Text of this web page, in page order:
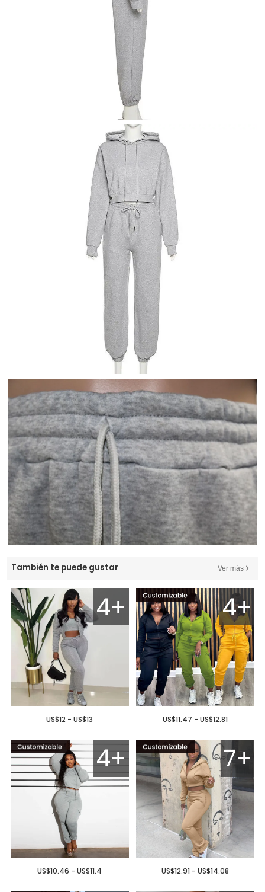
También te puede gustar Ver más
4+
US$12 - US$13
4+
US$11.47 - US$12.81
4+
US$10.46 - US$11.4
7+
US$12.91 - US$14.08